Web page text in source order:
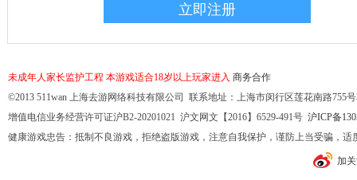
未成年人家长监护工程 本游戏适合18岁以上玩家进入 商务合作
©2013 511wan 上海去游网络科技有限公司 联系地址：上海市闵行区莲花南路755
增值电信业务经营许可证沪B2-20201021 沪文网文【2016】6529-491号 沪ICP备
健康游戏忠告：抵制不良游戏，拒绝盗版游戏，注意自我保护，谨防上当受骗，
加